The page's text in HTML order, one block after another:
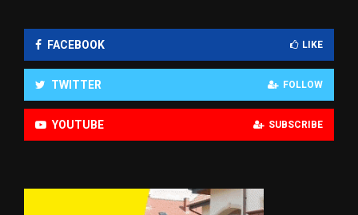
FACEBOOK LIKE
TWITTER FOLLOW
YOUTUBE SUBSCRIBE